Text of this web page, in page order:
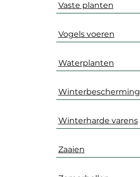
Vaste planten
Vogels voeren
Waterplanten
Winterbescherming
Winterharde varens
Zaaien